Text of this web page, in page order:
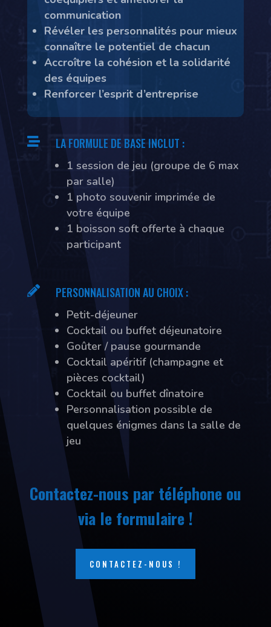
communication
Révéler les personnalités pour mieux
connaître le potentiel de chacun
Accroître la cohésion et la solidarité
des équipes
Renforcer l’esprit d’entreprise
 LA FORMULE DE BASE INCLUT :
1 session de jeu (groupe de 6 max
par salle)
1 photo souvenir imprimée de
votre équipe
1 boisson soft offerte à chaque
participant
 PERSONNALISATION AU CHOIX :
Petit-déjeuner
Cocktail ou buffet déjeunatoire
Goûter / pause gourmande
Cocktail apéritif (champagne et
pièces cocktail)
Cocktail ou buffet dînatoire
Personnalisation possible de
quelques énigmes dans la salle de
jeu
Contactez-nous par téléphone ou
via le formulaire !
CONTACTEZ-NOUS !